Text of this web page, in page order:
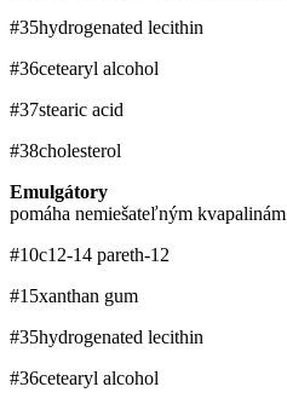
#35hydrogenated lecithin
#36cetearyl alcohol
#37stearic acid
#38cholesterol
Emulgátory
pomáha nemiešateľným
#10c12-14 pareth-12
#15xanthan gum
#35hydrogenated lecithin
#36cetearyl alcohol